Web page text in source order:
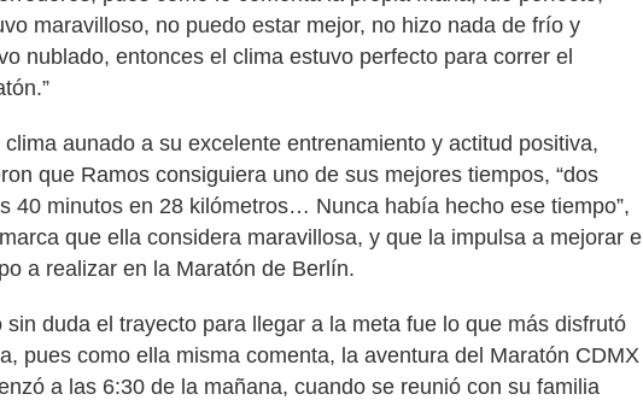
maravilloso, no puedo estar mejor, no hizo nada de frío y
nublado, entonces el clima estuvo perfecto para correr el
clima aunado a su excelente entrenamiento y actitud positiva,
que Ramos consiguiera uno de sus mejores tiempos, “dos
40 minutos en 28 kilómetros… Nunca había hecho ese tiempo”,
que ella considera maravillosa, y que la impulsa a mejorar el
a realizar en la Maratón de Berlín.
sin duda el trayecto para llegar a la meta fue lo que más disfrutó
pues como ella misma comenta, la aventura del Maratón CDMX
a las 6:30 de la mañana, cuando se reunió con su familia